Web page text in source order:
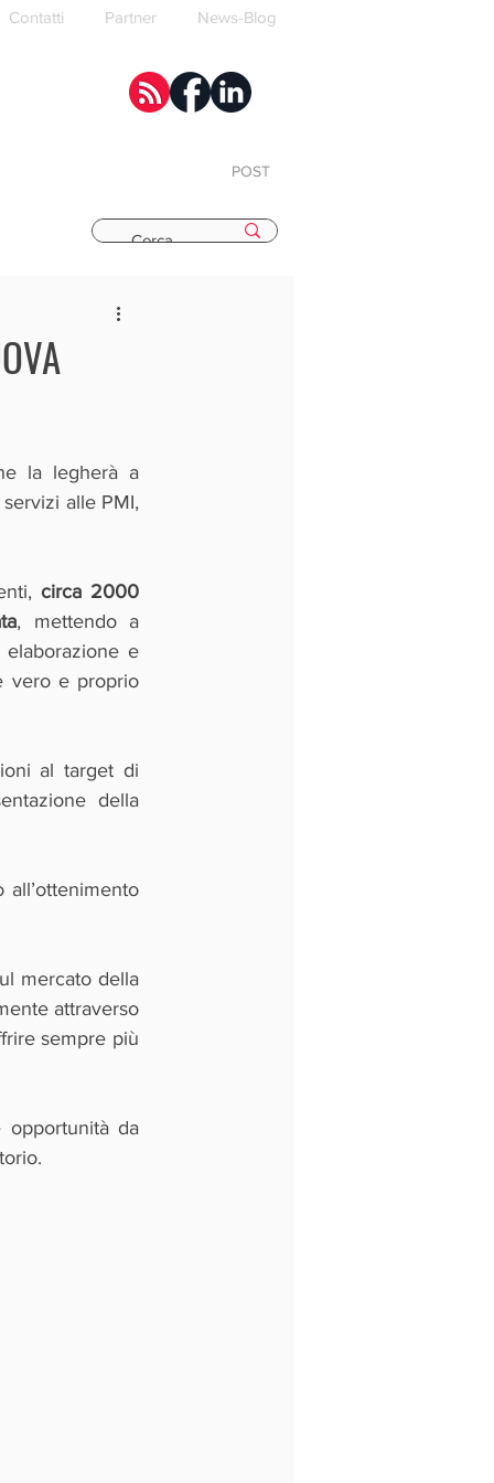
Contatti Partner News-Blog
POST
circa 2000
, mettendo a
e
vero e proprio
al target di
della
mercato della
attraverso
sempre più
opportunità da